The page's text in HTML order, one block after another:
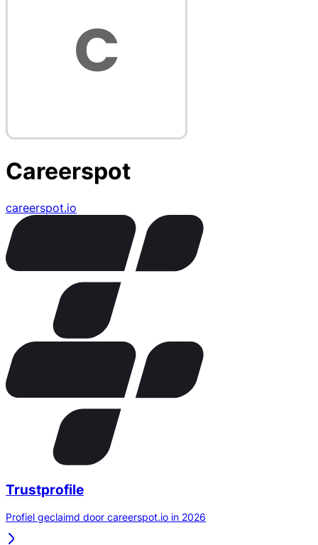
Careerspot
careerspot.io
Trustprofile
Profiel geclaimd door careerspot.io in 2026